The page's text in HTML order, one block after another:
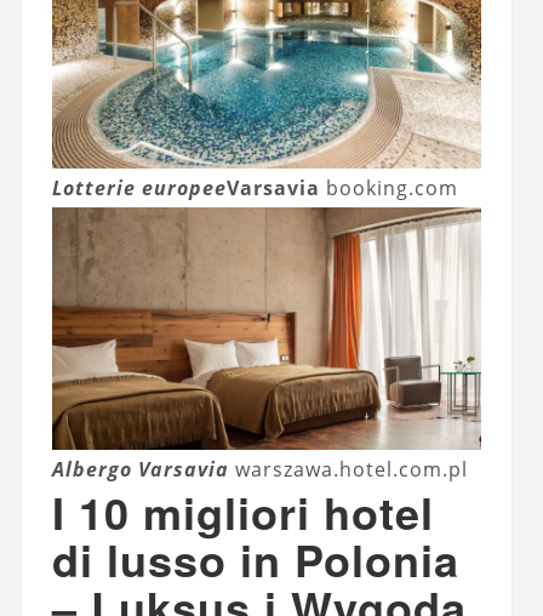
Lotterie europeeVarsavia booking.com
Albergo Varsavia warszawa.hotel.com.pl
I 10 migliori hotel
di lusso in Polonia